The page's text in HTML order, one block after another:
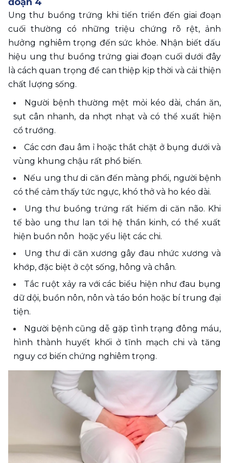
Ung thư buồng trứng khi tiến triển đến giai đoạn
cuối thường có những triệu chứng rõ rệt, ảnh
hưởng nghiêm trọng đến sức khỏe. Nhận biết dấu
hiệu ung thư buồng trứng giai đoạn cuối dưới đây
là cách quan trọng để can thiệp kịp thời và cải thiện
chất lượng sống.
Người bệnh thường mệt mỏi kéo dài, chán ăn,
sụt cân nhanh, da nhợt nhạt và có thể xuất hiện
cổ trướng.
Các cơn đau âm ỉ hoặc thắt chặt ở bụng dưới và
vùng khung chậu rất phổ biến.
Nếu ung thư di căn đến màng phổi, người bệnh
có thể cảm thấy tức ngực, khó thở và ho kéo dài.
Ung thư buồng trứng rất hiếm di căn não. Khi
tế bào ung thư lan tới hệ thần kinh, có thể xuất
hiện buồn nôn  hoặc yếu liệt các chi.
Ung thư di căn xương gây đau nhức xương và
khớp, đặc biệt ở cột sống, hông và chân.
Tắc ruột xảy ra với các biểu hiện như đau bụng
dữ dội, buồn nôn, nôn và táo bón hoặc bí trung đại
tiện.
Người bệnh cũng dễ gặp tình trạng đông máu,
hình thành huyết khối ở tĩnh mạch chi và tăng
nguy cơ biến chứng nghiêm trọng.